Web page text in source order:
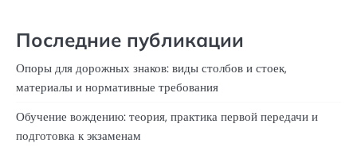
Последние публикации
Опоры для дорожных знаков: виды столбов и стоек,
материалы и нормативные требования
Обучение вождению: теория, практика первой передачи и
подготовка к экзаменам